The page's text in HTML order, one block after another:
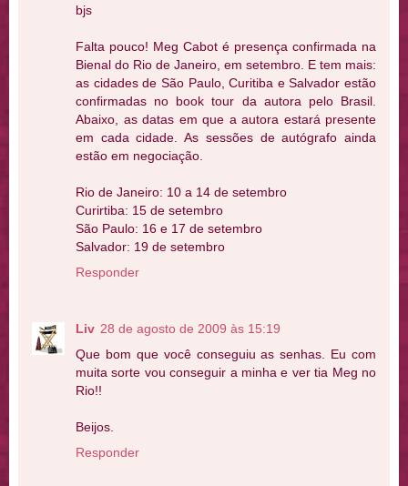
bjs
Falta pouco! Meg Cabot é presença confirmada na
Bienal do Rio de Janeiro, em setembro. E tem mais:
as cidades de São Paulo, Curitiba e Salvador estão
confirmadas no book tour da autora pelo Brasil.
Abaixo, as datas em que a autora estará presente
em cada cidade. As sessões de autógrafo ainda
estão em negociação.
Rio de Janeiro: 10 a 14 de setembro
Curirtiba: 15 de setembro
São Paulo: 16 e 17 de setembro
Salvador: 19 de setembro
Responder
Liv 28 de agosto de 2009 às 15:19
Que bom que você conseguiu as senhas. Eu com
muita sorte vou conseguir a minha e ver tia Meg no
Rio!!
Beijos.
Responder